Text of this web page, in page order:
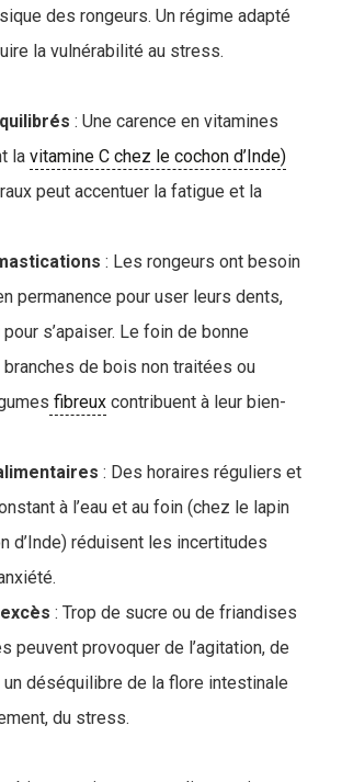
des rongeurs. Un régime adapté
la vulnérabilité au stress.
: Une carence en vitamines
la vitamine C chez le cochon d’Inde)
peut accentuer la fatigue et la
: Les rongeurs ont besoin
permanence pour user leurs dents,
s’apaiser. Le foin de bonne
de bois non traitées ou
fibreux contribuent à leur bien-
: Des horaires réguliers et
à l’eau et au foin (chez le lapin
d’Inde) réduisent les incertitudes
: Trop de sucre ou de friandises
peuvent provoquer de l’agitation, de
déséquilibre de la flore intestinale
du stress.